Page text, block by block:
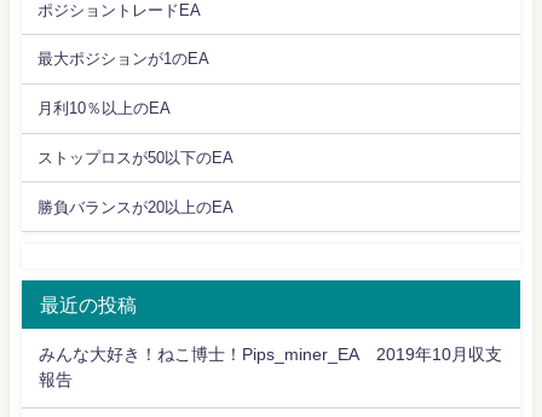
ポジショントレードEA
最大ポジションが1のEA
月利10％以上のEA
ストップロスが50以下のEA
勝負バランスが20以上のEA
最近の投稿
みんな大好き！ねこ博士！Pips_miner_EA 2019年10月収支
報告